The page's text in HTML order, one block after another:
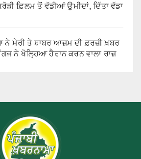
ਫ਼ਿਲਮ ਤੋਂ ਵੱਡੀਆਂ ਉਮੀਦਾਂ, ਦਿੱਤਾ ਵੱਡਾ
ਨੇ ਮੇਰੀ ਤੇ ਬਾਬਰ ਆਜ਼ਮ ਦੀ ਫ਼ਰਜ਼ੀ ਖ਼ਬਰ
ਨੇ ਖੋਲ੍ਹਿਆ ਹੈਰਾਨ ਕਰਨ ਵਾਲਾ ਰਾਜ਼